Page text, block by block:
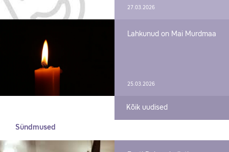
27.03.2026
Lahkunud on Mai Murdmaa
25.03.2026
Kõik uudised
Sündmused